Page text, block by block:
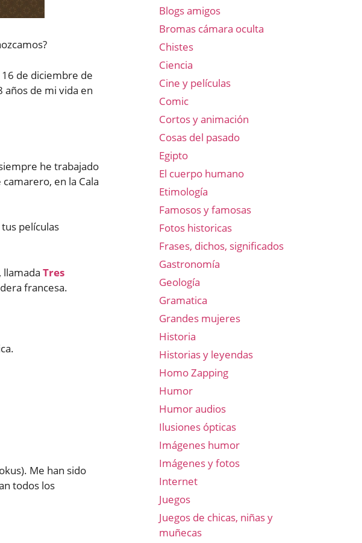
de diciembre de
años de mi vida en
he trabajado
en la Cala
películas
, llamada Tres
francesa.
Me han sido
todos los
Blogs amigos
Bromas cámara oculta
Chistes
Ciencia
Cine y películas
Comic
Cortos y animación
Cosas del pasado
Egipto
El cuerpo humano
Etimología
Famosos y famosas
Fotos historicas
Frases, dichos, significados
Gastronomía
Geología
Gramatica
Grandes mujeres
Historia
Historias y leyendas
Homo Zapping
Humor
Humor audios
Ilusiones ópticas
Imágenes humor
Imágenes y fotos
Internet
Juegos
Juegos de chicas, niñas y
muñecas